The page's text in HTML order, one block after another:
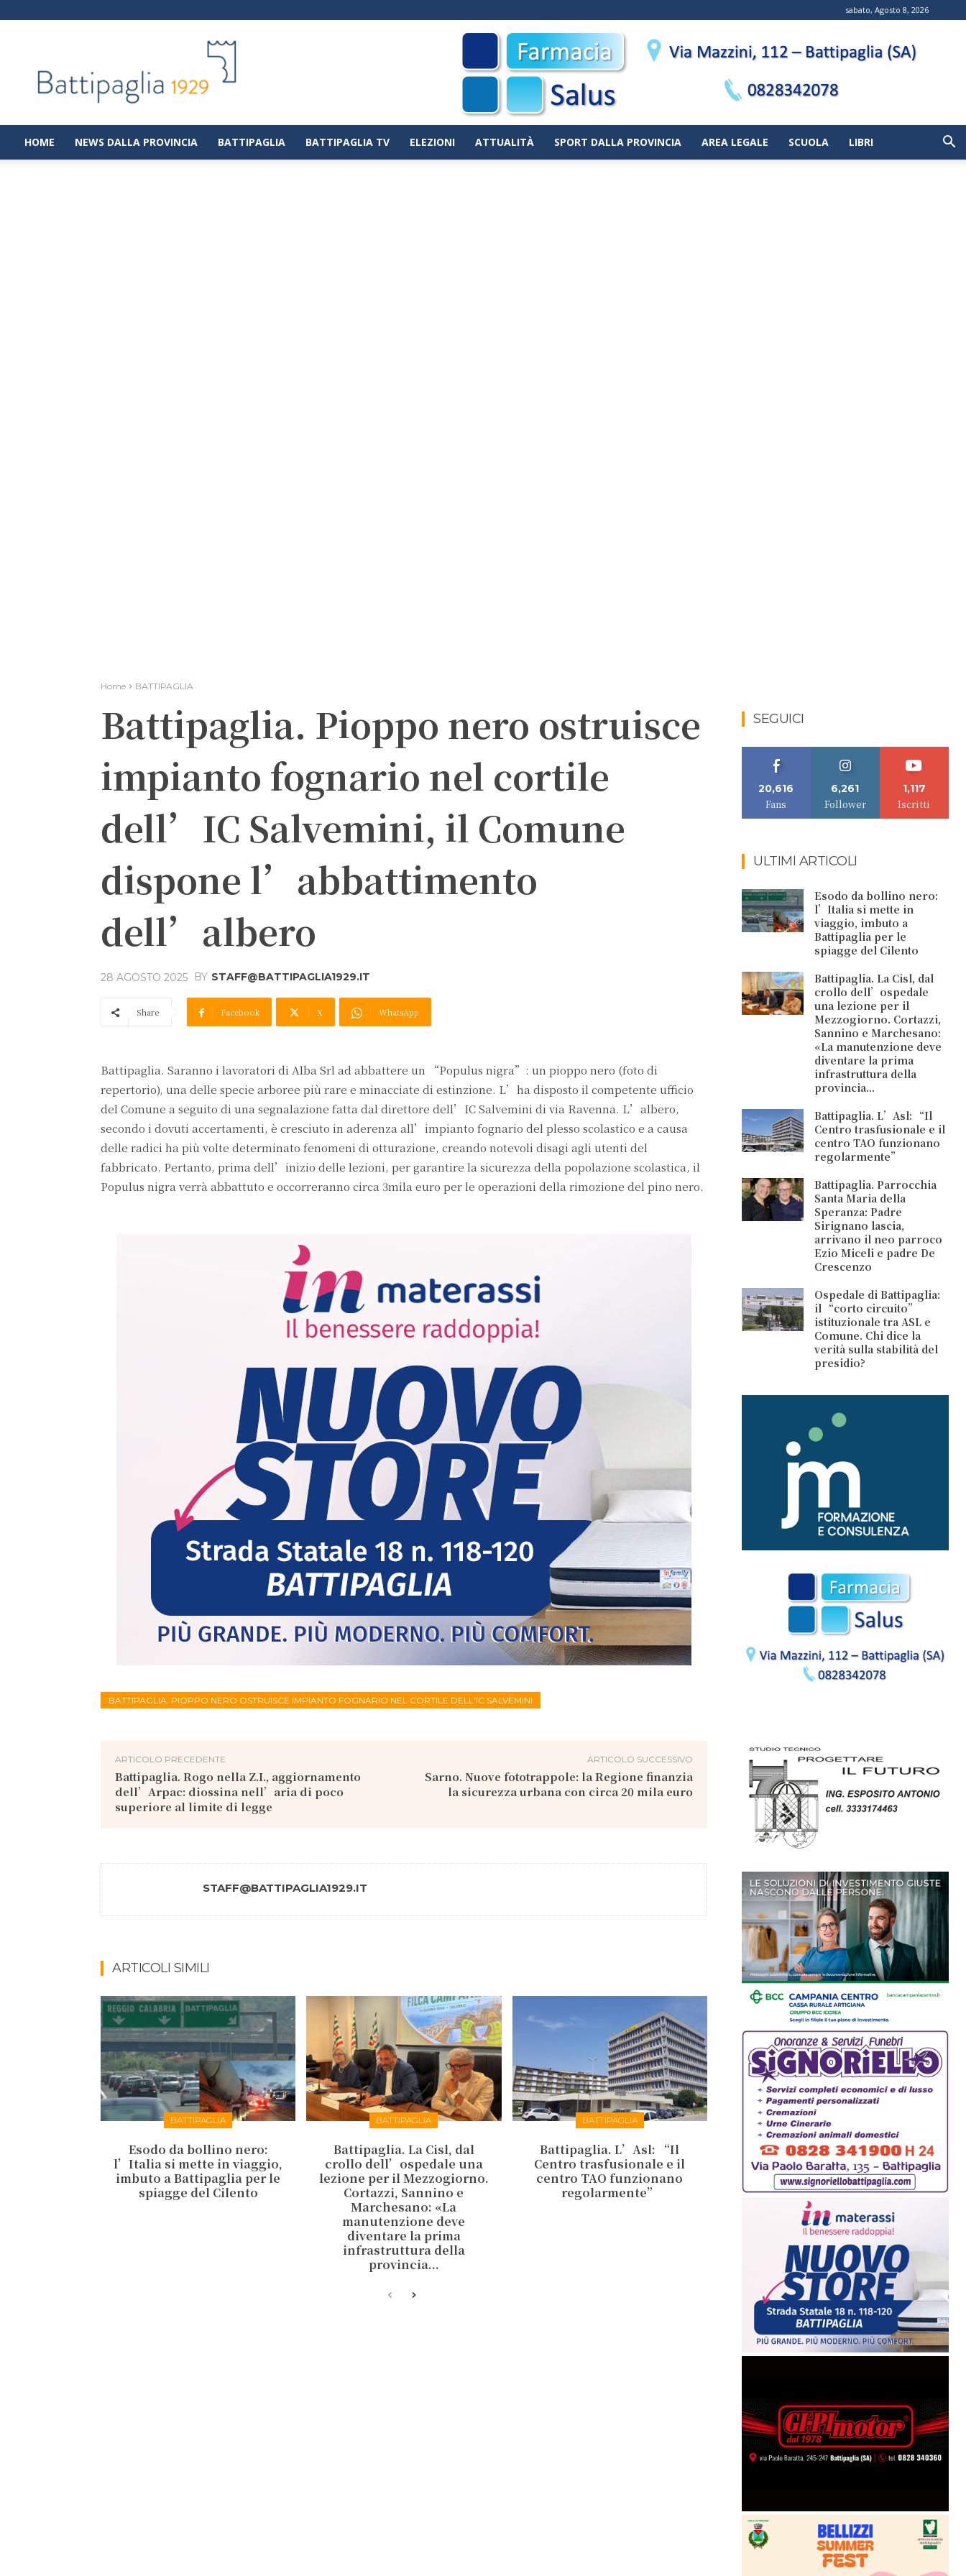
sabato, Agosto 8, 2026
|
Notizie
dalla
città
di
HOME NEWS DALLA PROVINCIA BATTIPAGLIA BATTIPAGLIA TV ELEZIONI ATTUALITÀ SPORT DALLA PROVINCIA AREA LEGALE SCUOLA LIBRI
Home BATTIPAGLIA
Battipaglia. Pioppo nero ostruisce
impianto fognario nel cortile
dell’IC Salvemini, il Comune
dispone l’abbattimento
dell’albero
28 AGOSTO 2025 BY STAFF@BATTIPAGLIA1929.IT
Share Facebook X WhatsApp
Battipaglia. Saranno i lavoratori di Alba Srl ad abbattere un “Populus nigra”: un pioppo nero (foto di
repertorio), una delle specie arboree più rare e minacciate di estinzione. L’ha disposto il competente ufficio
del Comune a seguito di una segnalazione fatta dal direttore dell’IC Salvemini di via Ravenna. L’albero,
secondo i dovuti accertamenti, è cresciuto in aderenza all’impianto fognario del plesso scolastico e a causa
delle radici ha più volte determinato fenomeni di otturazione, creando notevoli disagi agli utenti del
fabbricato. Pertanto, prima dell’inizio delle lezioni, per garantire la sicurezza della popolazione scolastica, il
Populus nigra verrà abbattuto e occorreranno circa 3mila euro per le operazioni della rimozione del pino nero.
BATTIPAGLIA. PIOPPO NERO OSTRUISCE IMPIANTO FOGNARIO NEL CORTILE DELL'IC SALVEMINI
ARTICOLO PRECEDENTE
Battipaglia. Rogo nella Z.I., aggiornamento
dell’Arpac: diossina nell’aria di poco
superiore al limite di legge
ARTICOLO SUCCESSIVO
Sarno. Nuove fototrappole: la Regione finanzia
la sicurezza urbana con circa 20 mila euro
STAFF@BATTIPAGLIA1929.IT
ARTICOLI SIMILI
BATTIPAGLIA
Esodo da bollino nero:
l’Italia si mette in viaggio,
imbuto a Battipaglia per le
spiagge del Cilento
BATTIPAGLIA
Battipaglia. La Cisl, dal
crollo dell’ospedale una
lezione per il Mezzogiorno.
Cortazzi, Sannino e
Marchesano: «La
manutenzione deve
diventare la prima
infrastruttura della
provincia...
BATTIPAGLIA
Battipaglia. L’Asl: “Il
Centro trasfusionale e il
centro TAO funzionano
regolarmente”
SEGUICI
20,616
Fans
6,261
Follower
1,117
Iscritti
ULTIMI ARTICOLI
Esodo da bollino nero:
l’Italia si mette in
viaggio, imbuto a
Battipaglia per le
spiagge del Cilento
Battipaglia. La Cisl, dal
crollo dell’ospedale
una lezione per il
Mezzogiorno. Cortazzi,
Sannino e Marchesano:
«La manutenzione deve
diventare la prima
infrastruttura della
provincia...
Battipaglia. L’Asl: “Il
Centro trasfusionale e il
centro TAO funzionano
regolarmente”
Battipaglia. Parrocchia
Santa Maria della
Speranza: Padre
Sirignano lascia,
arrivano il neo parroco
Ezio Miceli e padre De
Crescenzo
Ospedale di Battipaglia:
il “corto circuito”
istituzionale tra ASL e
Comune. Chi dice la
verità sulla stabilità del
presidio?